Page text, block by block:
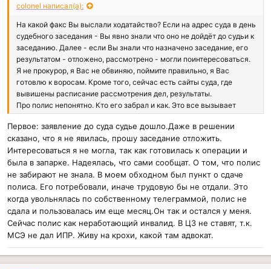
colonel написал(а):
На какой факс Вы выслали ходатайство? Если на адрес суда в день
судебного заседания - Вы явно знали что оно не дойдёт до судьи к
заседанию. Далее - если Вы знали что назначено заседание, его
результатом - отложено, рассмотрено - могли поинтересоваться.
Я не прокурор, я Вас не обвиняю, поймите правильно, я Вас
готовлю к воросам. Кроме того, сейчас есть сайты суда, где
вывишены расписание рассмотрения дел, результаты.
Про полис непонятно. Кто его забрал и как. Это все вызывает
большие сомнения. При увольнении реально полюс не забирают.
Вопрос о том, действительный полюс или нет - проверяется в
регистратуре.
Поэтому и мне кажется Ваши аргументы несостоятельны. Если у
Вас хорошая доказуха, если реально Вы опираетесь на закон -
Надзор не оставил бы дело, запросил бы. Видно Ваша надзорная
жалоба как и изложенное в вашем письме только на эмоциях,
надо не сроки, больничные, а реально излогать , в чём нарушение
закона ГПК, ГК тогда и будет результат, а с помощщью больничны
дело не выиграть
Первое: заявление до суда судье дошло.Даже в решении
сказано, что я не явилась, прошу заседание отложить.
Интересоваться я не могла, так как готовилась к операции и
была в запарке. Надеялась, что сами сообщат. О том, что полис
не забирают не знала. В моем обходном был пункт о сдаче
полиса. Его потребовали, иначе трудовую бы не отдали. Это
когда увольнялась по собственному телеграммой, полис не
сдала и пользовалась им еще месяц.Он так и остался у меня.
Сейчас полис как неработающий инвалид. В ЦЗ не ставят, т.к.
МСЭ не дал ИПР. Живу на крохи, какой там адвокат.